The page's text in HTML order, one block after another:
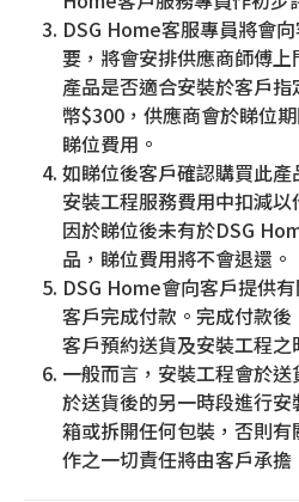
DSG Home客服專員將會
要，將會安排供應商師傅
產品是否適合安裝於客戶
幣$300，供應商會於睇位
睇位費用。
如睇位後客戶確認購買此
安裝工程服務費用中扣減
因於睇位後未有於DSG
品，睇位費用將不會退還。
DSG Home會向客戶提供
客戶完成付款。完成付款
客戶預約送貨及安裝工程之
一般而言，安裝工程會於
於送貨後的另一時段進行
箱或拆開任何包裝，否則
作之一切責任將由客戶承擔